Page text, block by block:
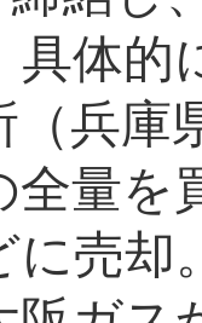
具体的
（兵庫
全量を
に売却